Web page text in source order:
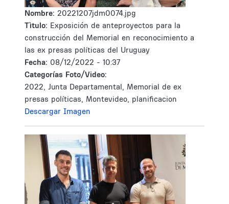
Nombre: 20221207jdm0074.jpg
Tìtulo: Exposición de anteproyectos para la
construcción del Memorial en reconocimiento a
las ex presas políticas del Uruguay
Fecha: 08/12/2022 - 10:37
Categorías Foto/Video:
2022, Junta Departamental, Memorial de ex
presas políticas, Montevideo, planificacion
Descargar Imagen